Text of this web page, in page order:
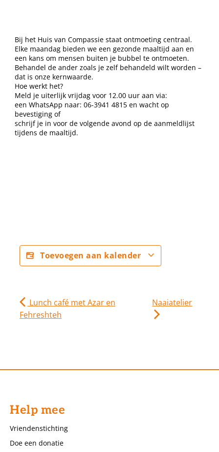
Bij het Huis van Compassie staat ontmoeting centraal.
Elke maandag bieden we een gezonde maaltijd aan en
een kans om mensen buiten je bubbel te ontmoeten.
Behandel de ander zoals je zelf behandeld wilt worden –
dat is onze kernwaarde.
Hoe werkt het?
Meld je uiterlijk vrijdag voor 12.00 uur aan via:
een WhatsApp naar: 06-3941 4815 en wacht op
bevestiging of
schrijf je in voor de volgende avond op de aanmeldlijst
tijdens de maaltijd.
Toevoegen aan kalender
Lunch café met Azar en
Fehreshteh
Naaiatelier
Help mee
Vriendenstichting
Doe een donatie